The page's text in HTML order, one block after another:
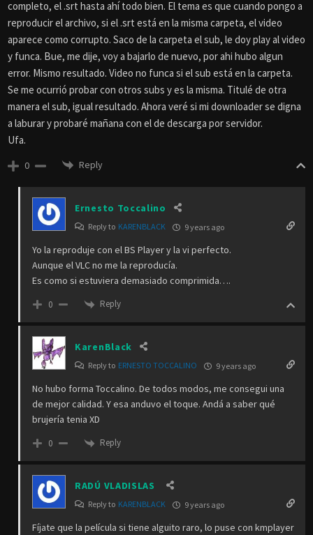
completo, el .srt hasta ahí todo bien. El tema es que cuando pongo a
reproducir el archivo, si el .srt está en la misma carpeta, el video
aparece como corrupto. Saco de la carpeta el sub, le doy play al video
y funca. Bue, me dije, voy a bajarlo de nuevo, por ahi hubo algun
error. Mismo resultado. Video no funca si el sub está en la carpeta.
Se me ocurrió probar con otros subs y es la misma. Titulé de otra
manera el sub, igual resultado. Ahora veré si mi downloader se digna
a laburar y probaré mañana con el de descarga por servidor.
Ufa.
0 Reply
Ernesto Toccalino
Reply to KARENBLACK 9 years ago
Yo la reproduje con el BS Player y la vi perfecto.
Aunque el VLC no me la reproducía.
Es como si estuviera demasiado comprimida….
0 Reply
KarenBlack
Reply to ERNESTO TOCCALINO 9 years ago
No hubo forma Toccalino. De todos modos, me consegui una
de mejor calidad. Y esa anduvo el toque. Andá a saber qué
brujería tenia XD
0 Reply
RADÚ VLADISLAS
Reply to KARENBLACK 9 years ago
Fíjate que la película si tiene alguito raro, lo puse con kmplayer